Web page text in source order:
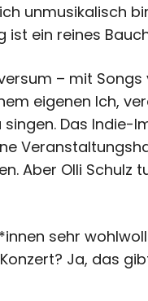
unmusikalisch
ist ein reines
– mit Songs
eigenen Ich,
Das Indie-
Aber Olli Schulz
sehr
Ja, das